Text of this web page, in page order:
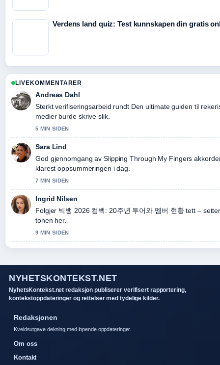
Verdens land quiz: Test kunnskapen din gratis
LIVEKOMMENTARER
Andreas Dahl
Sterkt verifiseringsarbeid rundt Den ultimate guiden til
medier burde skrive slik.
5 MIN SIDEN
Sara Lind
God gjennomgang av Slipping Through My Fingers
klarest oppsummeringen i dag.
7 MIN SIDEN
Ingrid Nilsen
Folgjer 빅뱅 2026 컴백: 20주년 투어와 멤버 현황 tett –
tonen her.
9 MIN SIDEN
NYHETSKONTEKST.NET
NyhetsKontekst.net redaksjon publiserer verifisert rapportering,
kontekstoppdateringer og rettelser med tydelige kilder.
Redaksjonen
Kveldsutgave dekning med lopende oppdateringer.
Om oss
Kontakt